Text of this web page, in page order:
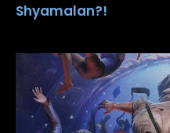
Shyamalan?!